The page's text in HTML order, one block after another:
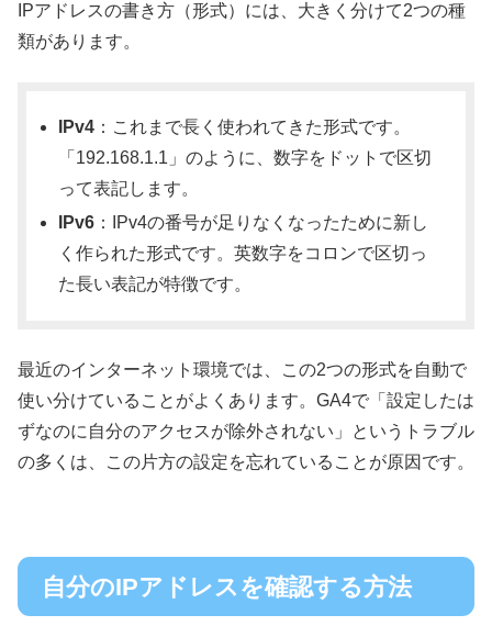
IPアドレスの書き方（形式）には、大きく分けて2つの種
類があります。
IPv4 ：これまで長く使われてきた形式です。
「192.168.1.1」のように、数字をドットで区切
って表記します。
IPv6 ：IPv4の番号が足りなくなったために新し
く作られた形式です。英数字をコロンで区切っ
た長い表記が特徴です。
最近のインターネット環境では、この2つの形式を自動で
使い分けていることがよくあります。GA4で「設定したは
ずなのに自分のアクセスが除外されない」というトラブル
の多くは、この片方の設定を忘れていることが原因です。
自分のIPアドレスを確認する方法